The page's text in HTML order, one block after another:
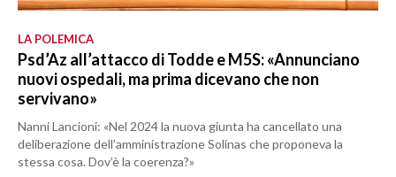
LA POLEMICA
Psd’Az all’attacco di Todde e M5S: «Annunciano
nuovi ospedali, ma prima dicevano che non
servivano»
Nanni Lancioni: «Nel 2024 la nuova giunta ha cancellato una
deliberazione dell’amministrazione Solinas che proponeva la
stessa cosa. Dov’è la coerenza?»